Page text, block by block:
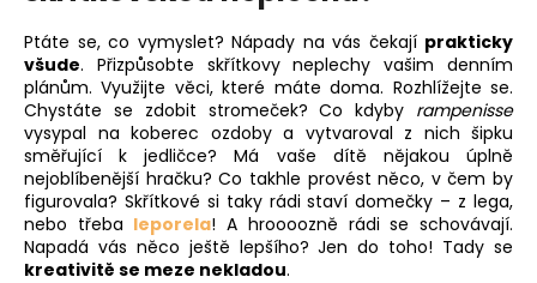
Ptáte se, co vymyslet? Nápady na vás čekají prakticky
všude. Přizpůsobte skřítkovy neplechy vašim denním
plánům. Využijte věci, které máte doma. Rozhlížejte se.
Chystáte se zdobit stromeček? Co kdyby rampenisse
vysypal na koberec ozdoby a vytvaroval z nich šipku
směřující k jedličce? Má vaše dítě nějakou úplně
nejoblíbenější hračku? Co takhle provést něco, v čem by
figurovala? Skřítkové si taky rádi staví domečky – z lega,
nebo třeba leporela! A hroooozně rádi se schovávají.
Napadá vás něco ještě lepšího? Jen do toho! Tady se
kreativitě se meze nekladou.